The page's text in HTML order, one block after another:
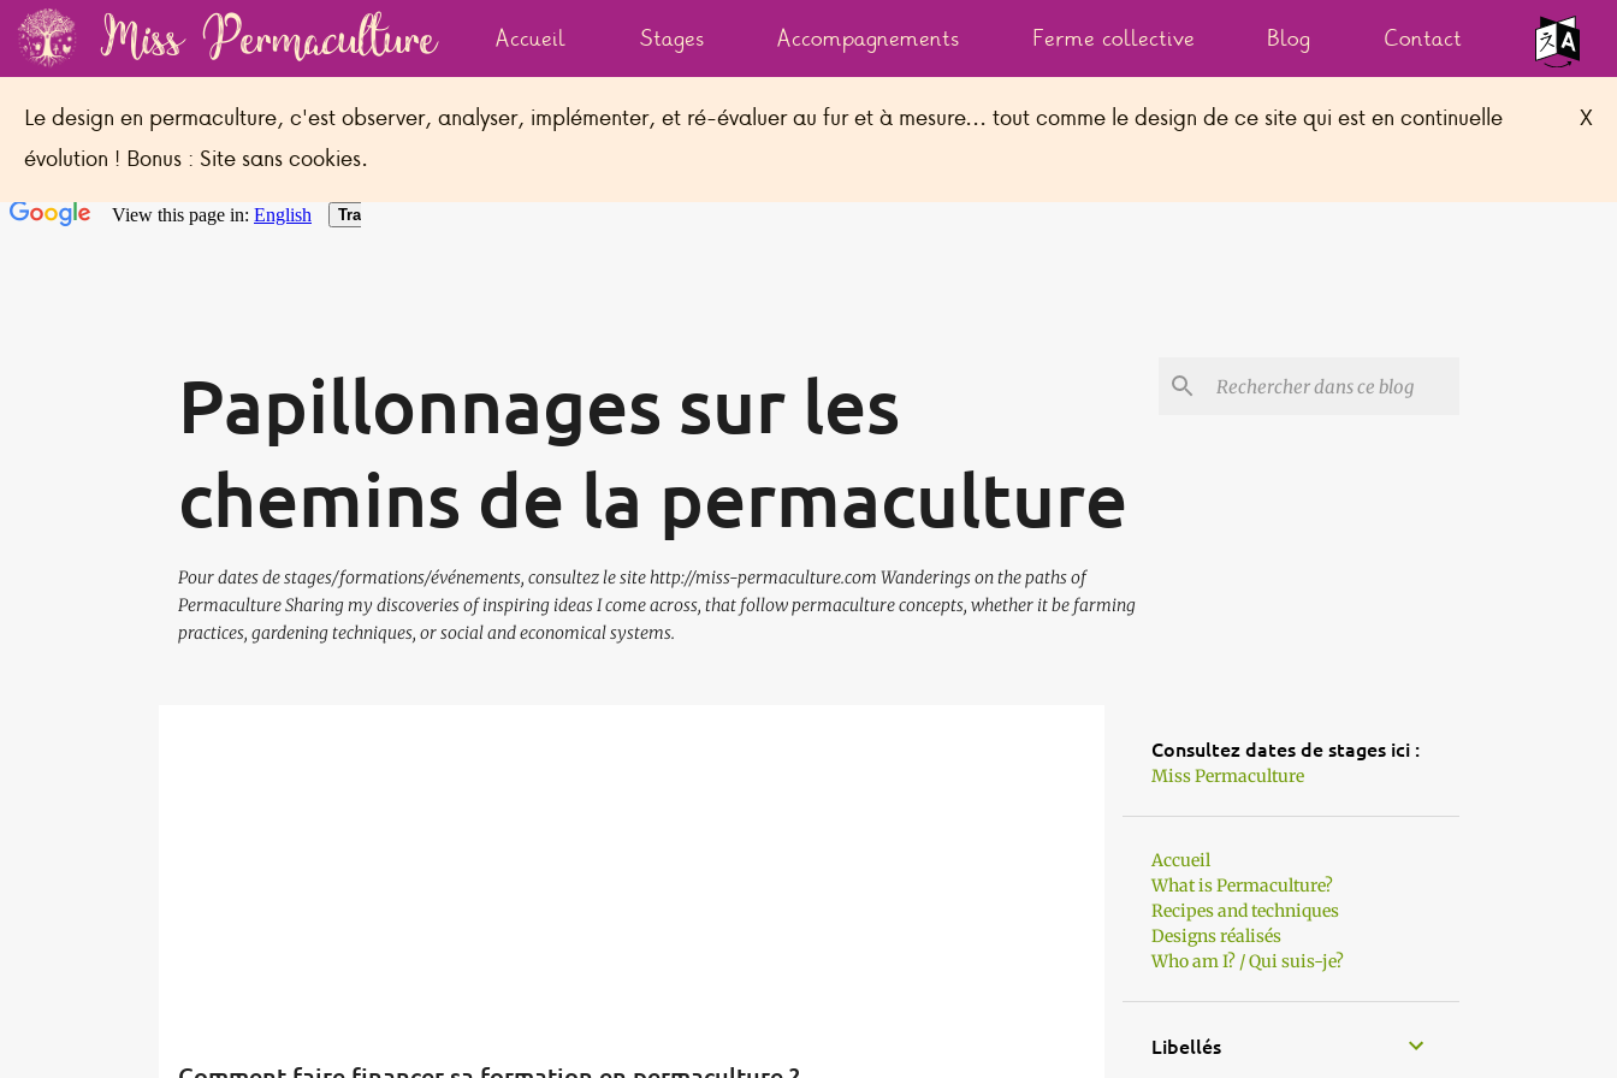
Miss Permaculture Accueil Stages Accompagnements Ferme collective Blog Contact
X
Le design en permaculture, c'est observer, analyser, implémenter, et ré-évaluer au fur et à mesure... tout comme le design de ce site qui est en continuelle
évolution ! Bonus : Site sans cookies.
Réalisé par1forma-tic.fr
Plan du siteRester informéEspace PresseMentions légales